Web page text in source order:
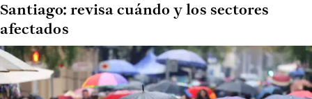
Santiago: revisa cuándo y los sectores
afectados